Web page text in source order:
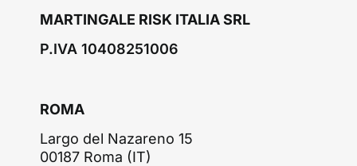
MARTINGALE RISK ITALIA SRL
P.IVA 10408251006
ROMA
Largo del Nazareno 15
00187 Roma (IT)